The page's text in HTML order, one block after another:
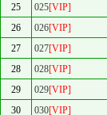
25
025[VIP]
26
026[VIP]
27
027[VIP]
28
028[VIP]
29
029[VIP]
30
030[VIP]